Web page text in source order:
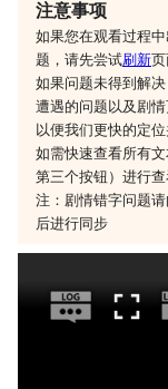
注意事项
如果您在观看过程
题，请先尝试刷新
如果问题未得到解
遭遇的问题以及剧
以便我们更快的定
如需快速查看所有
第三个按钮）进行
注：剧情错字问题
后进行同步